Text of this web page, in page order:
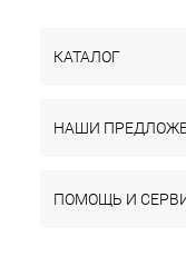
КАТАЛОГ
НАШИ
ПОМОЩЬ И